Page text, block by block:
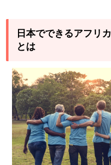
日本でできるアフリ
とは